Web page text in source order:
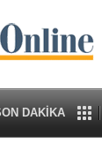
DAKİKA